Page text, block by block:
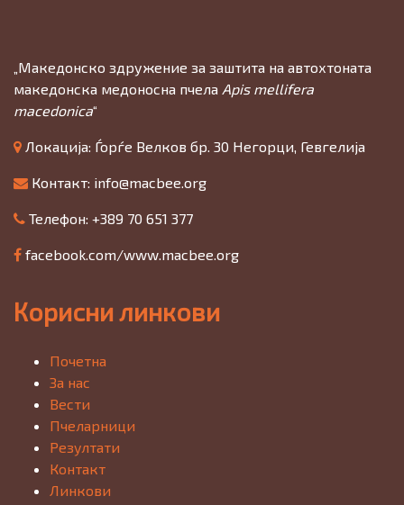
„Македонско здружение за заштита на автохтоната
македонска медоносна пчела Apis mellifera
macedonica“
Локација: Ѓорѓе Велков бр. 30 Негорци, Гевгелија
Контакт: info@macbee.org
Телефон: +389 70 651 377
facebook.com/www.macbee.org
Корисни линкови
Почетна
За нас
Вести
Пчеларници
Резултати
Контакт
Линкови